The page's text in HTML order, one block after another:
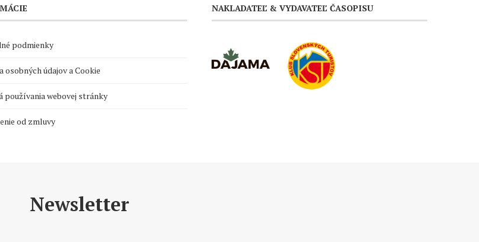
podmienky
osobných údajov a Cookie
používania webovej stránky
od zmluvy
NAKLADATEĽ & VYDAVATEĽ ČASOPISU
Newsletter